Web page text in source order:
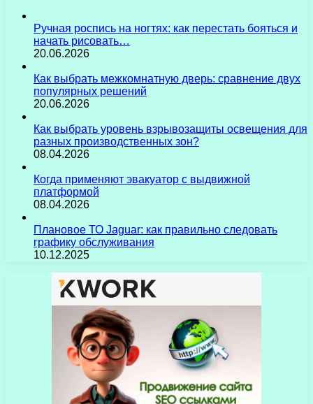
Ручная роспись на ногтях: как перестать бояться и
начать рисовать…
20.06.2026
Как выбрать межкомнатную дверь: сравнение двух
популярных решений
20.06.2026
Как выбрать уровень взрывозащиты освещения для
разных производственных зон?
08.04.2026
Когда применяют эвакуатор с выдвижной
платформой
08.04.2026
Плановое ТО Jaguar: как правильно следовать
графику обслуживания
10.12.2025